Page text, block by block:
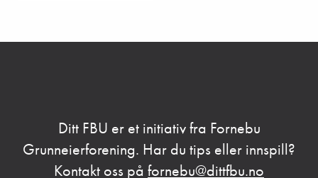
Ditt FBU er et initiativ fra Fornebu
Grunneierforening. Har du tips eller innspill?
Kontakt oss på fornebu@dittfbu.no